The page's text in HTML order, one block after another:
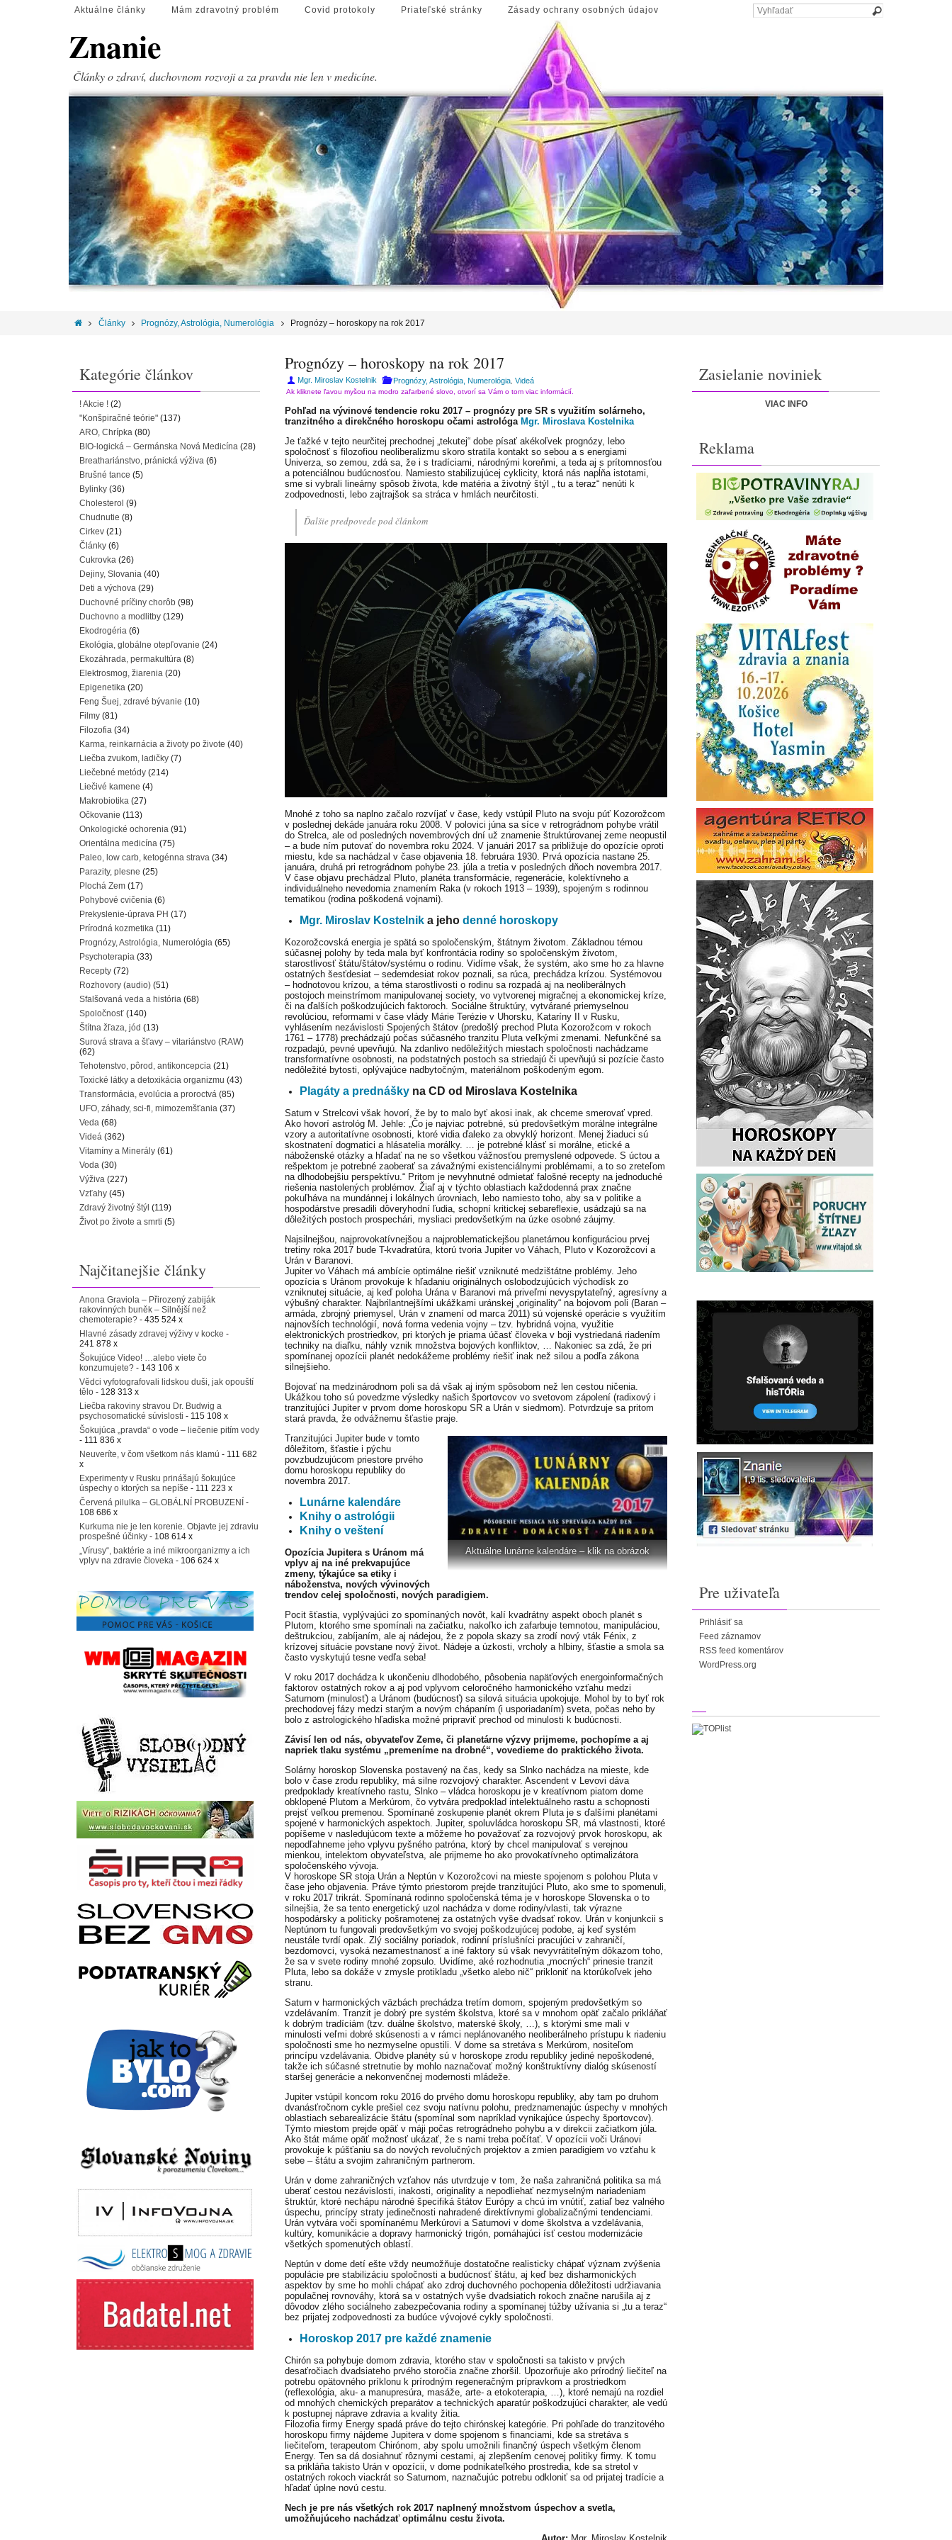
Aktuálne články Mám zdravotný problém Covid protokoly Priateľské stránky Zásady ochrany osobných údajov
Znanie
Články o zdraví, duchovnom rozvoji a za pravdu nie len v medicíne.
Články Prognózy, Astrológia, Numerológia Prognózy – horoskopy na rok 2017
Prognózy – horoskopy na rok 2017
Mgr. Miroslav Kostelnik Prognózy, Astrológia, Numerológia, Videá
Ak kliknete ľavou myšou na modro zafarbené slovo, otvorí sa Vám o tom viac informácií.
Pohľad na vývinové tendencie roku 2017 – prognózy pre SR s využitím solárneho,
tranzitného a direkčného horoskopu očami astrológa Mgr. Miroslava Kostelnika
Je ťažké v tejto neurčitej prechodnej „tekutej“ dobe písať akékoľvek prognózy, lebo
spoločnosť s filozofiou neoliberalizmu skoro stratila kontakt so sebou a s energiami
Univerza, so zemou, zdá sa, že i s tradíciami, národnými koreňmi, a teda aj s prítomnosťou
a potenciálnou budúcnosťou. Namiesto stabilizujúcej cyklicity, ktorá nás napĺňa istotami,
sme si vybrali lineárny spôsob života, kde matéria a životný štýl „ tu a teraz“ nenúti k
zodpovednosti, lebo zajtrajšok sa stráca v hmlách neurčitosti.
Ďalšie predpovede pod článkom
Mnohé z toho sa naplno začalo rozvíjať v čase, kedy vstúpil Pluto na svoju púť Kozorožcom
v poslednej dekáde januára roku 2008. V polovici júna sa síce v retrográdnom pohybe vrátil
do Strelca, ale od posledných novembrových dní už znamenie štruktúrovanej zeme neopustil
– a bude ním putovať do novembra roku 2024. V januári 2017 sa približuje do opozície oproti
miestu, kde sa nachádzal v čase objavenia 18. februára 1930. Prvá opozícia nastane 25.
januára, druhá pri retrográdnom pohybe 23. júla a tretia v posledných dňoch novembra 2017.
V čase objavu prechádzal Pluto, planéta transformácie, regenerácie, kolektívneho a
individuálneho nevedomia znamením Raka (v rokoch 1913 – 1939), spojeným s rodinnou
tematikou (rodina poškodená vojnami).
Mgr. Miroslav Kostelnika jeho denné horoskopy
Kozorožcovská energia je spätá so spoločenským, štátnym životom. Základnou témou
súčasnej polohy by teda mala byť konfrontácia rodiny so spoločenským životom,
starostlivosť štátu/štátov/systému o rodinu. Vidíme však, že systém, ako sme ho za hlavne
ostatných šesťdesiat – sedemdesiat rokov poznali, sa rúca, prechádza krízou. Systémovou
– hodnotovou krízou, a téma starostlivosti o rodinu sa rozpadá aj na neoliberálnych
postojoch meinstrímom manipulovanej society, vo vytvorenej migračnej a ekonomickej kríze,
či na ďalších poškodzujúcich faktoroch. Sociálne štruktúry, vytvárané priemyselnou
revolúciou, reformami v čase vlády Márie Terézie v Uhorsku, Kataríny II v Rusku,
vyhlásením nezávislosti Spojených štátov (predošlý prechod Pluta Kozorožcom v rokoch
1761 – 1778) prechádzajú počas súčasného tranzitu Pluta veľkými zmenami. Nefunkčné sa
rozpadajú, pevné upevňujú. Na zdanlivo nedôležitých miestach spoločnosti nachádzame
transformatívne osobnosti, na podstatných postoch sa striedajú či upevňujú si pozície často
nedôležité bytosti, oplývajúce nadbytočným, materiálnom poškodeným egom.
Plagáty a prednáškyna CD od Miroslava Kostelnika
Saturn v Strelcovi však hovorí, že by to malo byť akosi inak, ak chceme smerovať vpred.
Ako hovorí astrológ M. Jehle: „Čo je najviac potrebné, sú predovšetkým morálne integrálne
vzory a autoritatívne osobnosti, ktoré vidia ďaleko za obvyklý horizont. Menej žiaduci sú
skostnatení dogmatici a hlásatelia morálky. … je potrebné klásť si morálne, etické a
náboženské otázky a hľadať na ne so všetkou vážnosťou premyslené odpovede. S úctou a
rešpektom je potrebné zaoberať sa závažnými existenciálnymi problémami, a to so zreteľom
na dlhodobejšiu perspektívu.“ Pritom je nevyhnutné odmietať falošné recepty na jednoduché
riešenia nastolených problémov. Žiaľ aj v týchto oblastiach každodenná prax značne
pokuľháva na mundánnej i lokálnych úrovniach, lebo namiesto toho, aby sa v politike a
hospodárstve presadili dôveryhodní ľudia, schopní kritickej sebareflexie, usádzajú sa na
dôležitých postoch prospechári, mysliaci predovšetkým na úzke osobné záujmy.
Najsilnejšou, najprovokatívnejšou a najproblematickejšou planetárnou konfiguráciou prvej
tretiny roka 2017 bude T-kvadratúra, ktorú tvoria Jupiter vo Váhach, Pluto v Kozorožcovi a
Urán v Baranovi.
Jupiter vo Váhach má ambície optimálne riešiť vzniknuté medzištátne problémy. Jeho
opozícia s Uránom provokuje k hľadaniu originálnych oslobodzujúcich východísk zo
vzniknutej situácie, aj keď poloha Urána v Baranovi má priveľmi nevyspytateľný, agresívny a
výbušný charakter. Najbrilantnejšími ukážkami uránskej „originality“ na bojovom poli (Baran –
armáda, zbrojný priemysel, Urán v znamení od marca 2011) sú vojenské operácie s využitím
najnovších technológií, nová forma vedenia vojny – tzv. hybridná vojna, využitie
elektronických prostriedkov, pri ktorých je priama účasť človeka v boji vystriedaná riadením
techniky na diaľku, náhly vznik množstva bojových konfliktov, … Nakoniec sa zdá, že pri
spomínanej opozícii planét nedokážeme problémy riešiť inak než silou a podľa zákona
silnejšieho.
Bojovať na medzinárodnom poli sa dá však aj iným spôsobom než len cestou ničenia.
Ukážkou toho sú povedzme výsledky našich športovcov vo svetovom zápolení (radixový i
tranzitujúci Jupiter v prvom dome horoskopu SR a Urán v siedmom). Potvrdzuje sa pritom
stará pravda, že odvážnemu šťastie praje.
Aktuálne lunárne kalendáre – klik na obrázok
Tranzitujúci Jupiter bude v tomto
dôležitom, šťastie i pýchu
povzbudzujúcom priestore prvého
domu horoskopu republiky do
novembra 2017.
Lunárne kalendáre
Knihy o astrológii
Knihy o veštení
Opozícia Jupitera s Uránom má
vplyv aj na iné prekvapujúce
zmeny, týkajúce sa etiky i
náboženstva, nových vývinových
trendov celej spoločnosti, nových paradigiem.
Pocit šťastia, vyplývajúci zo spomínaných novôt, kalí kvadrátny aspekt oboch planét s
Plutom, ktorého sme spomínali na začiatku, nakoľko ich zafarbuje temnotou, manipuláciou,
deštrukciou, zabíjaním, ale aj nádejou, že z popola skazy sa zrodí nový vták Fénix, z
krízovej situácie povstane nový život. Nádeje a úzkosti, vrcholy a hlbiny, šťastie a smola sa
často vyskytujú tesne vedľa seba!
V roku 2017 dochádza k ukončeniu dlhodobého, pôsobenia napäťových energoinformačných
faktorov ostatných rokov a aj pod vplyvom celoročného harmonického vzťahu medzi
Saturnom (minulosť) a Uránom (budúcnosť) sa silová situácia upokojuje. Mohol by to byť rok
prechodovej fázy medzi starým a novým chápaním (i usporiadaním) sveta, počas neho by
bolo z astrologického hľadiska možné pripraviť prechod od minulosti k budúcnosti.
Závisí len od nás, obyvateľov Zeme, či planetárne výzvy prijmeme, pochopíme a aj
napriek tlaku systému „premeníme na drobné“, vovedieme do praktického života.
Solárny horoskop Slovenska postavený na čas, kedy sa Slnko nachádza na mieste, kde
bolo v čase zrodu republiky, má silne rozvojový charakter. Ascendent v Levovi dáva
predpoklady kreatívneho rastu, Slnko – vládca horoskopu je v kreatívnom piatom dome
obklopené Plutom a Merkúrom, čo vytvára predpoklad intelektuálneho rastu a schopnosti
prejsť veľkou premenou. Spomínané zoskupenie planét okrem Pluta je s ďalšími planétami
spojené v harmonických aspektoch. Jupiter, spoluvládca horoskopu SR, má vlastnosti, ktoré
popíšeme v nasledujúcom texte a môžeme ho považovať za rozvojový prvok horoskopu, ak
nepodľahneme jeho vplyvu pyšného patróna, ktorý by chcel manipulovať s verejnou
mienkou, intelektom obyvateľstva, ale prijmeme ho ako provokatívneho optimalizátora
spoločenského vývoja.
V horoskope SR stoja Urán a Neptún v Kozorožcovi na mieste spojenom s polohou Pluta v
čase jeho objavenia. Práve týmto priestorom prejde tranzitujúci Pluto, ako sme to spomenuli,
v roku 2017 trikrát. Spomínaná rodinno spoločenská téma je v horoskope Slovenska o to
silnejšia, že sa tento energetický uzol nachádza v dome rodiny/vlasti, tak výrazne
hospodársky a politicky pošramotenej za ostatných vyše dvadsať rokov. Urán v konjunkcii s
Neptúnom tu fungovali predovšetkým vo svojej poškodzujúcej podobe, aj keď systém
neustále tvrdí opak. Zlý sociálny poriadok, rodinní príslušníci pracujúci v zahraničí,
bezdomovci, vysoká nezamestnanosť a iné faktory sú však nevyvrátiteľným dôkazom toho,
že sa v svete rodiny mnohé zopsulo. Uvidíme, aké rozhodnutia „mocných“ prinesie tranzit
Pluta, lebo sa dokáže v zmysle protikladu „všetko alebo nič“ prikloniť na ktorúkoľvek jeho
stranu.
Saturn v harmonických väzbách prechádza tretím domom, spojeným predovšetkým so
vzdelávaním. Tranzit je dobrý pre systém školstva, ktoré sa v mnohom opäť začalo prikláňať
k dobrým tradíciám (tzv. duálne školstvo, materské školy, …), s ktorými sme mali v
minulosti veľmi dobré skúsenosti a v rámci neplánovaného neoliberálneho prístupu k riadeniu
spoločnosti sme ho nezmyselne opustili. V dome sa stretáva s Merkúrom, nositeľom
princípu vzdelávania. Obidve planéty sú v horoskope zrodu republiky jediné nepoškodené,
takže ich súčasné stretnutie by mohlo naznačovať možný konštruktívny dialóg skúseností
staršej generácie a nekonvenčnej modernosti mládeže.
Jupiter vstúpil koncom roku 2016 do prvého domu horoskopu republiky, aby tam po druhom
dvanásťročnom cykle prešiel cez svoju natívnu polohu, predznamenajúc úspechy v mnohých
oblastiach sebarealizácie štátu (spomínal som napríklad vynikajúce úspechy športovcov).
Týmto miestom prejde opäť v máji počas retrográdneho pohybu a v direkcii začiatkom júla.
Ako štát máme opäť možnosť ukázať, že s nami treba počítať. V opozícii voči Uránovi
provokuje k púšťaniu sa do nových revolučných projektov a zmien paradigiem vo vzťahu k
sebe – štátu a svojim zahraničným partnerom.
Urán v dome zahraničných vzťahov nás utvrdzuje v tom, že naša zahraničná politika sa má
uberať cestou nezávislosti, inakosti, originality a nepodliehať nezmyselným nariadeniam
štruktúr, ktoré nechápu národné špecifiká štátov Európy a chcú im vnútiť, zatiaľ bez valného
úspechu, princípy straty jedinečnosti nahradené direktívnymi globalizačnými tendenciami.
Urán vytvára voči spomínanému Merkúrovi a Saturnovi v dome školstva a vzdelávania,
kultúry, komunikácie a dopravy harmonický trigón, pomáhajúci ísť cestou modernizácie
všetkých spomenutých oblastí.
Neptún v dome detí ešte vždy neumožňuje dostatočne realisticky chápať význam zvýšenia
populácie pre stabilizáciu spoločnosti a budúcnosť štátu, aj keď bez disharmonických
aspektov by sme ho mohli chápať ako zdroj duchovného pochopenia dôležitosti udržiavania
populačnej rovnováhy, ktorá sa v ostatných vyše dvadsiatich rokoch značne narušila aj z
dôvodov zlého sociálneho zabezpečovania rodiny a spomínanej túžby užívania si „tu a teraz“
bez prijatej zodpovednosti za budúce vývojové cykly spoločnosti.
Horoskop 2017 pre každé znamenie
Chirón sa pohybuje domom zdravia, ktorého stav v spoločnosti sa takisto v prvých
desaťročiach dvadsiateho prvého storočia značne zhoršil. Upozorňuje ako prírodný liečiteľ na
potrebu opätovného príklonu k prírodným regeneračným prípravkom a prostriedkom
(reflexológia, aku- a manupresúra, masáže, arte- a etokoterapia, …), ktoré nemajú na rozdiel
od mnohých chemických preparátov a technických aparatúr poškodzujúci charakter, ale vedú
k postupnej náprave zdravia a kvality žitia.
Filozofia firmy Energy spadá práve do tejto chirónskej kategórie. Pri pohľade do tranzitového
horoskopu firmy nájdeme Jupitera v dome spojenom s financiami, kde sa stretáva s
liečiteľom, terapeutom Chirónom, aby spolu umožnili finančný úspech všetkým členom
Energy. Ten sa dá dosiahnuť rôznymi cestami, aj zlepšením cenovej politiky firmy. K tomu
sa prikláňa takisto Urán v opozícii, v dome podnikateľkého prostredia, kde sa stretol v
ostatných rokoch viackrát so Saturnom, naznačujúc potrebu odkloniť sa od prijatej tradície a
hľadať úplne novú cestu.
Nech je pre nás všetkých rok 2017 naplnený množstvom úspechov a svetla,
umožňujúceho nachádzať optimálnu cestu života.
Kategórie článkov
! Akcie ! (2)
"Konšpiračné teórie" (137)
ARO, Chrípka (80)
BIO-logická – Germánska Nová Medicína (28)
Breathariánstvo, pránická výživa (6)
Brušné tance (5)
Bylinky (36)
Cholesterol (9)
Chudnutie (8)
Cirkev (21)
Články (6)
Cukrovka (26)
Dejiny, Slovania (40)
Deti a výchova (29)
Duchovné príčiny chorôb (98)
Duchovno a modlitby (129)
Ekodrogéria (6)
Ekológia, globálne otepľovanie (24)
Ekozáhrada, permakultúra (8)
Elektrosmog, žiarenia (20)
Epigenetika (20)
Feng Šuej, zdravé bývanie (10)
Filmy (81)
Filozofia (34)
Karma, reinkarnácia a životy po živote (40)
Liečba zvukom, ladičky (7)
Liečebné metódy (214)
Liečivé kamene (4)
Makrobiotika (27)
Očkovanie (113)
Onkologické ochorenia (91)
Orientálna medicína (75)
Paleo, low carb, ketogénna strava (34)
Parazity, plesne (25)
Plochá Zem (17)
Pohybové cvičenia (6)
Prekyslenie-úprava PH (17)
Prírodná kozmetika (11)
Prognózy, Astrológia, Numerológia (65)
Psychoterapia (33)
Recepty (72)
Rozhovory (audio) (51)
Sfalšovaná veda a história (68)
Spoločnosť (140)
Štítna žľaza, jód (13)
Surová strava a šťavy – vitariánstvo (RAW)
(62)
Tehotenstvo, pôrod, antikoncepcia (21)
Toxické látky a detoxikácia organizmu (43)
Transformácia, evolúcia a proroctvá (85)
UFO, záhady, sci-fi, mimozemšťania (37)
Veda (68)
Videá (362)
Vitamíny a Minerály (61)
Voda (30)
Výživa (227)
Vzťahy (45)
Zdravý životný štýl (119)
Život po živote a smrti (5)
Najčitanejšie články
Anona Graviola – Přirozený zabiják
rakovinných buněk – Silnější než
chemoterapie? - 435 524 x
Hlavné zásady zdravej výživy v kocke -
241 878 x
Šokujúce Video! …alebo viete čo
konzumujete? - 143 106 x
Vědci vyfotografovali lidskou duši, jak opouští
tělo - 128 313 x
Liečba rakoviny stravou Dr. Budwig a
psychosomatické súvislosti - 115 108 x
Šokujúca „pravda“ o vode – liečenie pitím vody
- 111 836 x
Neuveríte, v čom všetkom nás klamú - 111 682
x
Experimenty v Rusku prinášajú šokujúce
úspechy o ktorých sa nepíše - 111 223 x
Červená pilulka – GLOBÁLNÍ PROBUZENÍ -
108 686 x
Kurkuma nie je len korenie. Objavte jej zdraviu
prospešné účinky - 108 614 x
„Vírusy“, baktérie a iné mikroorganizmy a ich
vplyv na zdravie človeka - 106 624 x
Zasielanie noviniek
VIAC INFO
Reklama
Pre uživateľa
Prihlásiť sa
Feed záznamov
RSS feed komentárov
WordPress.org